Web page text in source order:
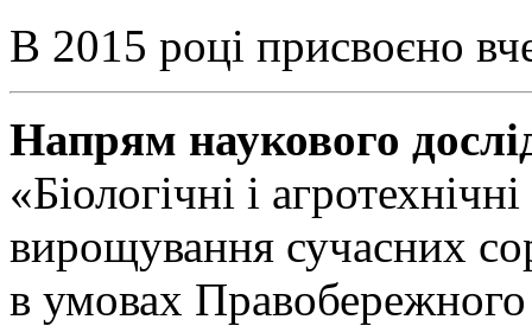
В 2015 році присвоєно
Напрям наукового
«Біологічні і
вирощування сучасних
в умовах